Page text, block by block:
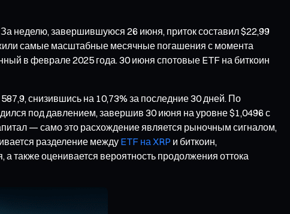
неделю, завершившуюся 26 июня, приток составил $22,99
самые масштабные месячные погашения с момента
в феврале 2025 года. 30 июня спотовые ETF на биткоин
снизившись на 10,73% за последние 30 дней. По
под давлением, завершив 30 июня на уровне $1,0496 с
— само это расхождение является рыночным сигналом,
разделение между ETF на XRP и биткоин,
также оценивается вероятность продолжения оттока